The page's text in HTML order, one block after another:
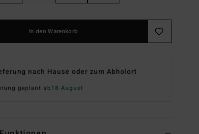
In den Warenkorb
nach Hause oder zum Abholort
geplant ab18 August